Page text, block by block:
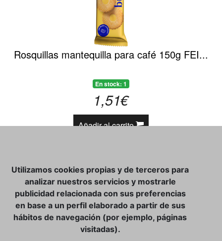
Rosquillas mantequilla para café 150g FEI...
En stock: 1
1,51€
Añadir al carrito
CATÁLOGO
CONTACTO
Utilizamos cookies propias y de terceros para
analizar nuestros servicios y mostrarle
publicidad relacionada con sus preferencias
en base a un perfil elaborado a partir de sus
hábitos de navegación (por ejemplo, páginas
visitadas).